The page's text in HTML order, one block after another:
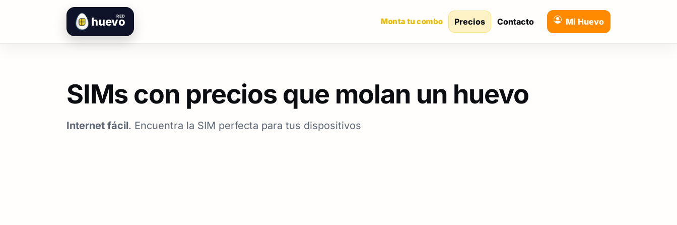
RED
huevo Monta tu combo Precios Contacto Mi Huevo
SIMs con precios que molan un huevo
Internet fácil. Encuentra la SIM perfecta para tus dispositivos